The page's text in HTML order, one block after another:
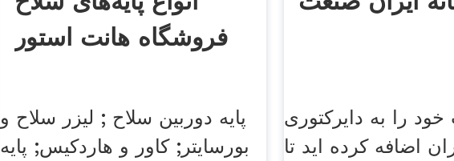
فروشگاه هانت استور
پایه دوربین سلاح ; لیزر سلاح و
بورسایتر; کاور و هاردکیس; پایه
را به دایرکتوری
اضافه کرده اید تا